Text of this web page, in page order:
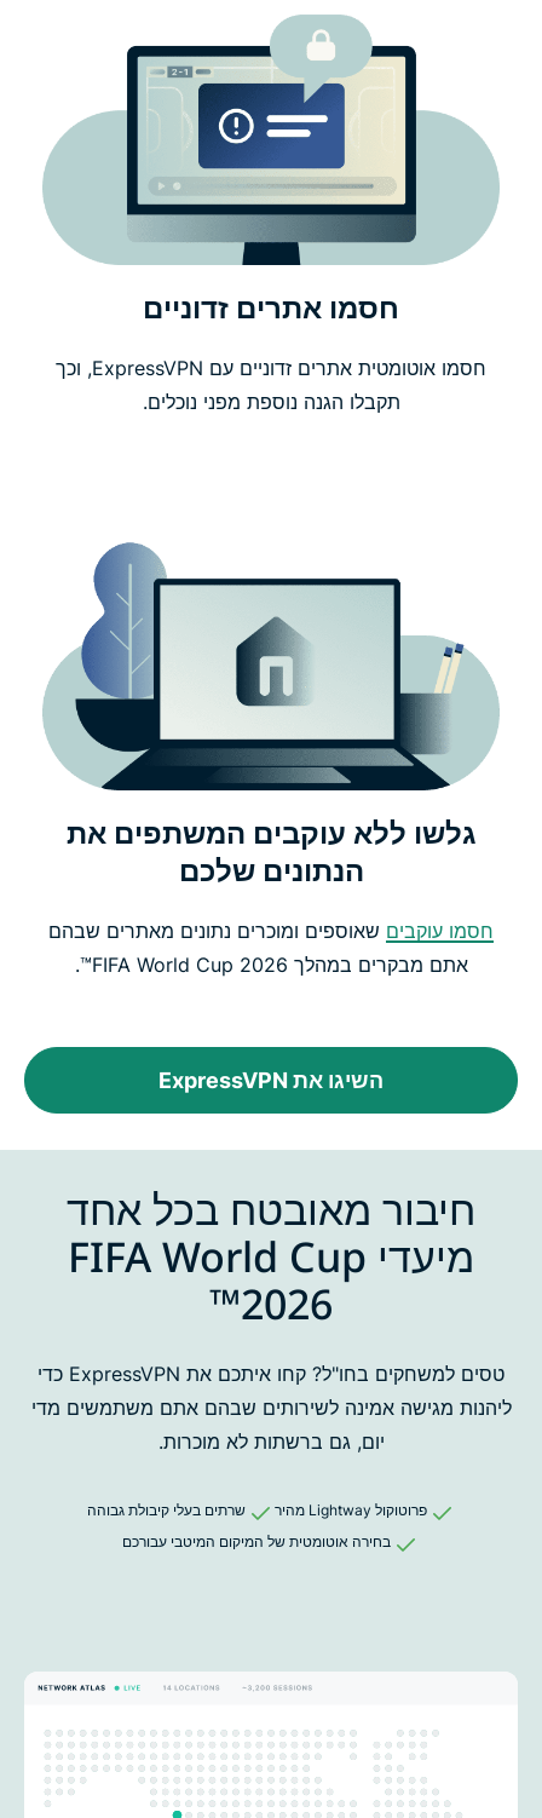
חסמו אתרים זדוניים
חסמו אוטומטית אתרים זדוניים עם ExpressVPN, וכך
תקבלו הגנה נוספת מפני נוכלים.
גלשו ללא עוקבים המשתפים את
הנתונים שלכם
חסמו עוקבים שאוספים ומוכרים נתונים מאתרים שבהם
אתם מבקרים במהלך FIFA World Cup 2026™.
השיגו את ExpressVPN
חיבור מאובטח בכל אחד
מיעדי FIFA World Cup
2026™
טסים למשחקים בחו"ל? קחו איתכם את ExpressVPN כדי
ליהנות מגישה אמינהלשירותים שבהם אתם משתמשים מדי
יום, גם ברשתות לא מוכרות.
פרוטוקול Lightway מהיר
שרתים בעלי קיבולת גבוהה
בחירה אוטומטית של המיקום המיטבי עבורכם